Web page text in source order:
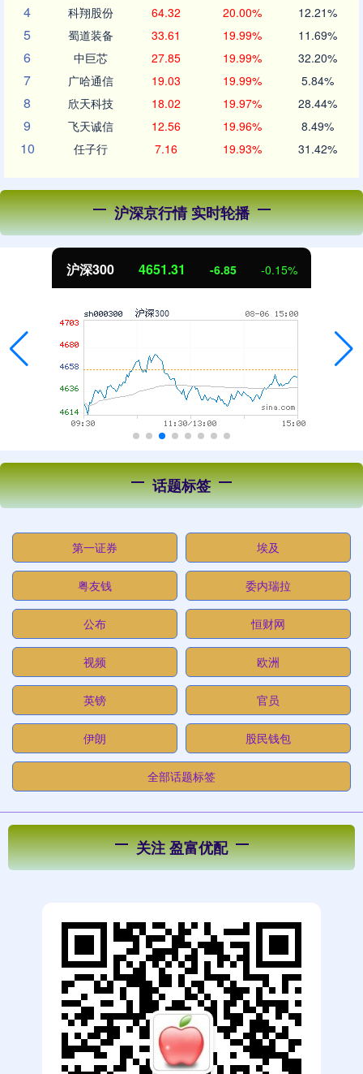
4 科翔股份 64.32 20.00% 12.21%
5 蜀道装备 33.61 19.99% 11.69%
6 中巨芯 27.85 19.99% 32.20%
7 广哈通信 19.03 19.99% 5.84%
8 欣天科技 18.02 19.97% 28.44%
9 飞天诚信 12.56 19.96% 8.49%
10 任子行 7.16 19.93% 31.42%
沪深京行情 实时轮播
北证50 1122.88 3.42 0.30%
话题标签
第一证券 埃及
粤友钱 委内瑞拉
公布 恒财网
视频 欧洲
英镑 官员
伊朗 股民钱包
全部话题标签
关注 盈富优配